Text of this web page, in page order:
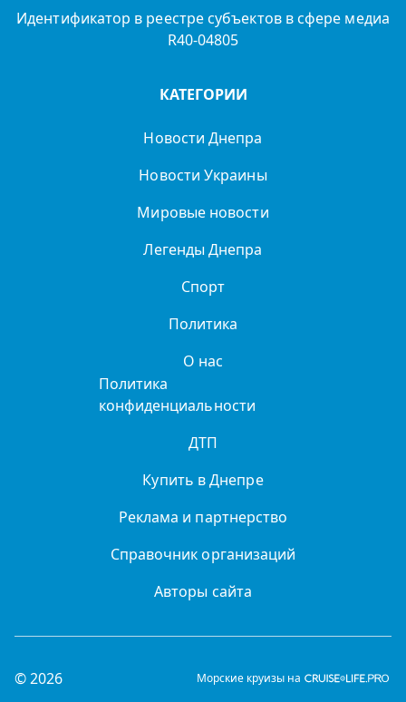
Идентификатор в реестре субъектов в сфере медиа
R40-04805
КАТЕГОРИИ
Новости Днепра
Новости Украины
Мировые новости
Легенды Днепра
Спорт
Политика
О нас
Политика
конфиденциальности
ДТП
Купить в Днепре
Реклама и партнерство
Справочник организаций
Авторы сайта
© 2026 Морские круизы на